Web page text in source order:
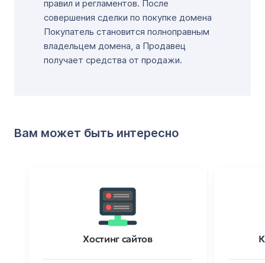
правил и регламентов. После
совершения сделки по покупке домена
Покупатель становится полноправным
владельцем домена, а Продавец
получает средства от продажи.
Вам может быть интересно
Хостинг сайтов